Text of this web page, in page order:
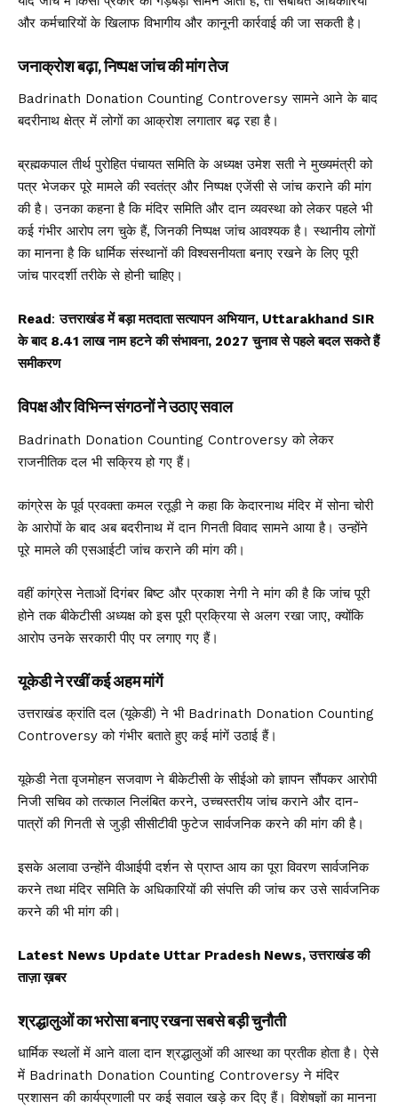
और कर्मचारियों के खिलाफ विभागीय और कानूनी कार्रवाई की जा सकती है।
जनाक्रोश बढ़ा, निष्पक्ष जांच की मांग तेज
Badrinath Donation Counting Controversy सामने आने के बाद
बदरीनाथ क्षेत्र में लोगों का आक्रोश लगातार बढ़ रहा है।
ब्रह्मकपाल तीर्थ पुरोहित पंचायत समिति के अध्यक्ष उमेश सती ने मुख्यमंत्री को
पत्र भेजकर पूरे मामले की स्वतंत्र और निष्पक्ष एजेंसी से जांच कराने की मांग
की है। उनका कहना है कि मंदिर समिति और दान व्यवस्था को लेकर पहले भी
कई गंभीर आरोप लग चुके हैं, जिनकी निष्पक्ष जांच आवश्यक है। स्थानीय लोगों
का मानना है कि धार्मिक संस्थानों की विश्वसनीयता बनाए रखने के लिए पूरी
जांच पारदर्शी तरीके से होनी चाहिए।
Read :उत्तराखंड में बड़ा मतदाता सत्यापन अभियान, Uttarakhand SIR
के बाद 8.41 लाख नाम हटने की संभावना, 2027 चुनाव से पहले बदल सकते हैं
समीकरण
विपक्ष और विभिन्न संगठनों ने उठाए सवाल
Badrinath Donation Counting Controversy को लेकर
राजनीतिक दल भी सक्रिय हो गए हैं।
कांग्रेस के पूर्व प्रवक्ता कमल रतूड़ी ने कहा कि केदारनाथ मंदिर में सोना चोरी
के आरोपों के बाद अब बदरीनाथ में दान गिनती विवाद सामने आया है। उन्होंने
पूरे मामले की एसआईटी जांच कराने की मांग की।
वहीं कांग्रेस नेताओं दिगंबर बिष्ट और प्रकाश नेगी ने मांग की है कि जांच पूरी
होने तक बीकेटीसी अध्यक्ष को इस पूरी प्रक्रिया से अलग रखा जाए, क्योंकि
आरोप उनके सरकारी पीए पर लगाए गए हैं।
यूकेडी ने रखीं कई अहम मांगें
उत्तराखंड क्रांति दल (यूकेडी) ने भी Badrinath Donation Counting
Controversy को गंभीर बताते हुए कई मांगें उठाई हैं।
यूकेडी नेता वृजमोहन सजवाण ने बीकेटीसी के सीईओ को ज्ञापन सौंपकर आरोपी
निजी सचिव को तत्काल निलंबित करने, उच्चस्तरीय जांच कराने और दान-
पात्रों की गिनती से जुड़ी सीसीटीवी फुटेज सार्वजनिक करने की मांग की है।
इसके अलावा उन्होंने वीआईपी दर्शन से प्राप्त आय का पूरा विवरण सार्वजनिक
करने तथा मंदिर समिति के अधिकारियों की संपत्ति की जांच कर उसे सार्वजनिक
करने की भी मांग की।
Latest News Update Uttar Pradesh News, उत्तराखंड की
ताज़ा ख़बर
श्रद्धालुओं का भरोसा बनाए रखना सबसे बड़ी चुनौती
धार्मिक स्थलों में आने वाला दान श्रद्धालुओं की आस्था का प्रतीक होता है। ऐसे
में Badrinath Donation Counting Controversy ने मंदिर
प्रशासन की कार्यप्रणाली पर कई सवाल खड़े कर दिए हैं। विशेषज्ञों का मानना